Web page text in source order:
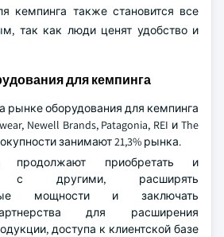
кемпинга также становится все
так как люди ценят удобство и
для кемпинга
рынке оборудования для кемпинга
Newell Brands, Patagonia, REI и The
занимают 21,3% рынка.
продолжают приобретать и
с другими, расширять
мощности и заключать
для расширения
доступа к клиентской базе